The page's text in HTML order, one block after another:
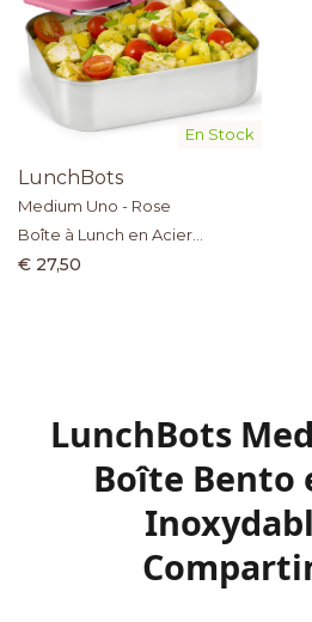
En Stock
LunchBots
Medium Uno - Rose
Boîte à Lunch en Acier
Inoxydable
€ 27,50
LunchBots
Boîte Bento